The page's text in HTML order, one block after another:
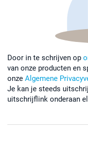
Door in te schrijven op
van onze producten en
onze Algemene
Je kan je steeds
uitschrijflink onderaan